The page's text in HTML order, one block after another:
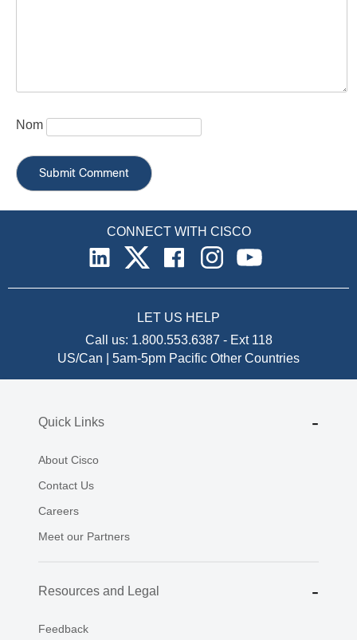
Nom
CONNECT WITH CISCO
LET US HELP
Call us: 1.800.553.6387 - Ext 118
US/Can | 5am-5pm Pacific Other Countries